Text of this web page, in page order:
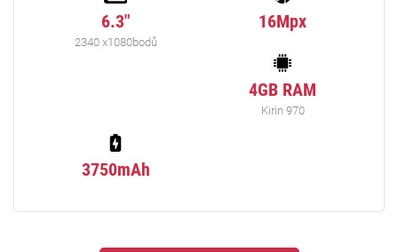
6.3"
2340 x1080bodů
16Mpx
4GB RAM
Kirin 970
3750mAh